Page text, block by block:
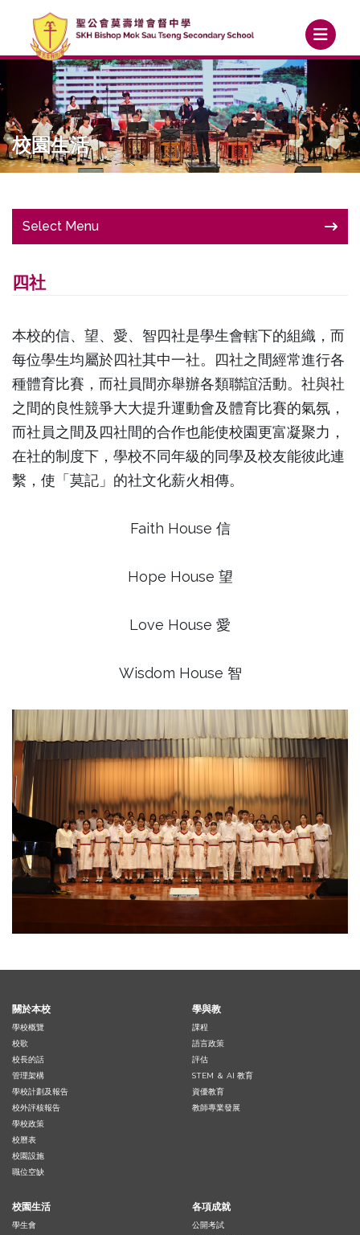
校園生活
Select Menu
四社
本校的信、望、愛、智四社是學生會轄下的組織，而
每位學生均屬於四社其中一社。四社之間經常進行各
種體育比賽，而社員間亦舉辦各類聯誼活動。社與社
之間的良性競爭大大提升運動會及體育比賽的氣氛，
而社員之間及四社間的合作也能使校園更富凝聚力，
在社的制度下，學校不同年級的同學及校友能彼此連
繫，使「莫記」的社文化薪火相傳。
Faith House 信
Hope House 望
Love House 愛
Wisdom House 智
關於本校
學校概覽
校歌
校長的話
管理架構
學校計劃及報告
校外評核報告
學校政策
校曆表
校園設施
職位空缺
學與教
課程
語言政策
評估
STEM ＆ AI 教育
資優教育
教師專業發展
校園生活
學生會
各項成就
公開考試